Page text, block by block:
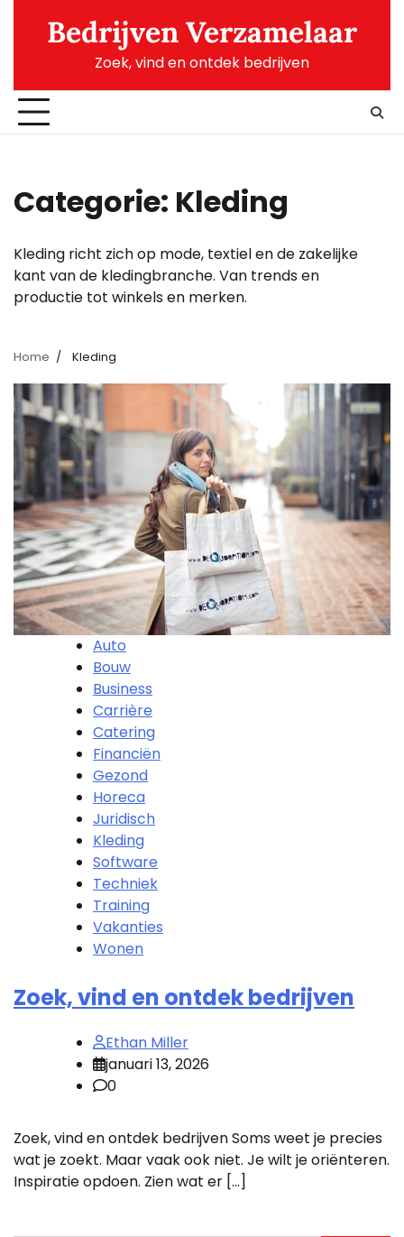
Bedrijven Verzamelaar
Zoek, vind en ontdek bedrijven
Categorie: Kleding
Kleding richt zich op mode, textiel en de zakelijke
kant van de kledingbranche. Van trends en
productie tot winkels en merken.
Home Kleding
Auto
Bouw
Business
Carrière
Catering
Financiën
Gezond
Horeca
Juridisch
Kleding
Software
Techniek
Training
Vakanties
Wonen
Zoek, vind en ontdek bedrijven
Ethan Miller
januari 13, 2026
0
Zoek, vind en ontdek bedrijven Soms weet je precies
wat je zoekt. Maar vaak ook niet. Je wilt je oriënteren.
Inspiratie opdoen. Zien wat er […]